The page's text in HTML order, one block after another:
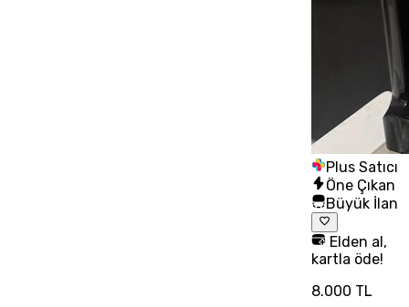
Plus Satıcı
Öne Çıkan
Büyük İlan
Elden al,
kartla öde!
8.000 TL